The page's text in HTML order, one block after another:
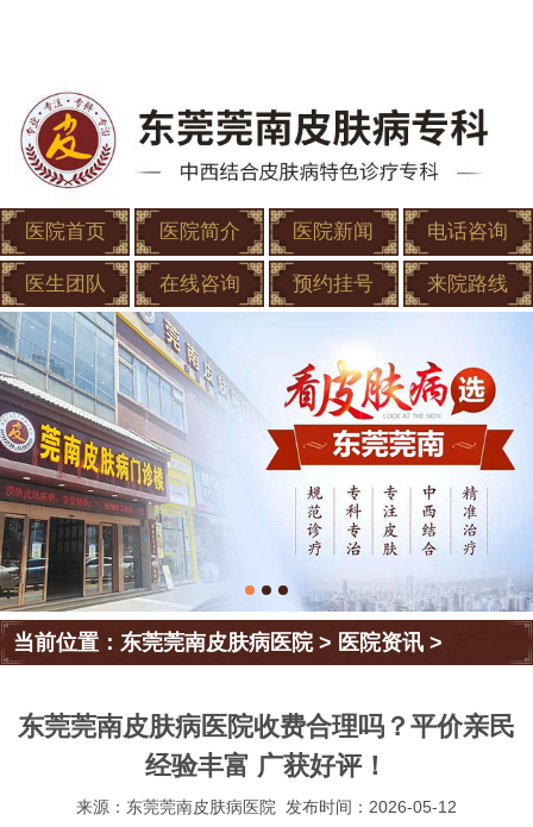
医院首页 医院简介 医院新闻 电话咨询
医生团队 在线咨询 预约挂号 来院路线
当前位置：东莞莞南皮肤病医院> 医院资讯 >
东莞莞南皮肤病医院收费合理吗？平价亲民
经验丰富 广获好评！
来源：东莞莞南皮肤病医院 发布时间：2026-05-12